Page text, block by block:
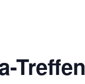
Treffen